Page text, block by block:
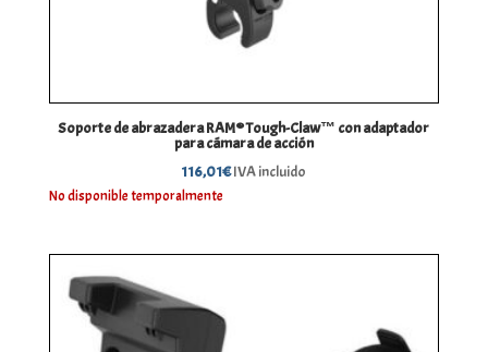
Soporte de abrazadera RAM® Tough-Claw™ con adaptador
para cámara de acción
116,01€IVA incluido
No disponible temporalmente